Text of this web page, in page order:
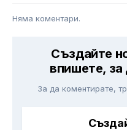
Няма коментари.
Създайте
впишете,
За да коментирате,